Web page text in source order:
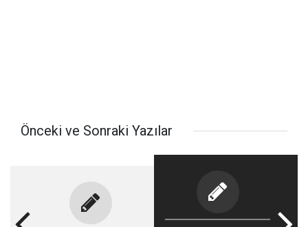
Önceki ve Sonraki Yazılar